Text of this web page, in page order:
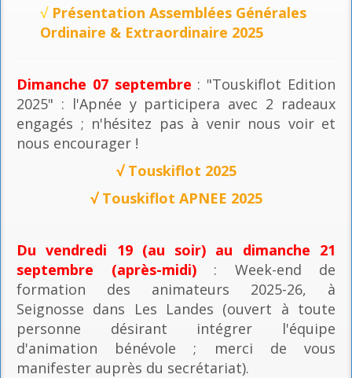
√ Présentation Assemblées Générales
Ordinaire & Extraordinaire 2025
Dimanche 07 septembre : "Touskiflot Edition
2025" : l'Apnée y participera avec 2 radeaux
engagés ; n'hésitez pas à venir nous voir et
nous encourager !
√ Touskiflot 2025
√ Touskiflot APNEE 2025
Du vendredi 19 (au soir) au dimanche 21
septembre (après-midi): Week-end de
formation des animateurs 2025-26, à
Seignosse dans Les Landes (ouvert à toute
personne désirant intégrer l'équipe
d'animation bénévole ; merci de vous
manifester auprès du secrétariat).